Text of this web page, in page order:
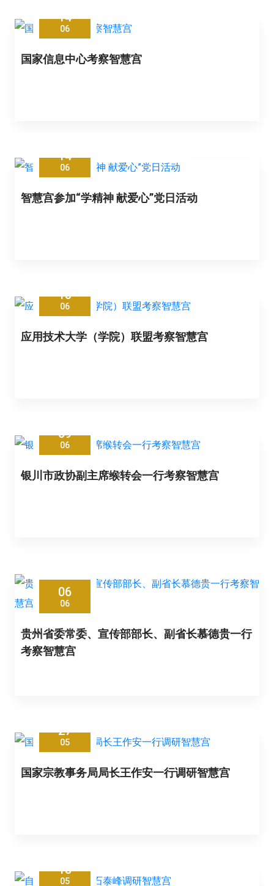
14
06
国家信息中心考察智慧宫
14
06
智慧宫参加“学精神 献爱心”党日活动
13
06
应用技术大学（学院）联盟考察智慧宫
09
06
银川市政协副主席缑转会一行考察智慧宫
06
06
贵州省委常委、宣传部部长、副省长慕德贵一行
考察智慧宫
27
05
国家宗教事务局局长王作安一行调研智慧宫
15
05